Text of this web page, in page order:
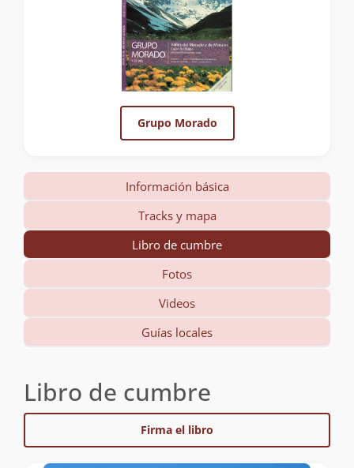
Grupo Morado
Información básica
Tracks y mapa
Libro de cumbre
Fotos
Videos
Guías locales
Libro de cumbre
Firma el libro